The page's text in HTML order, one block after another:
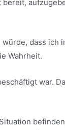
dass ich
Wahrheit.
war.